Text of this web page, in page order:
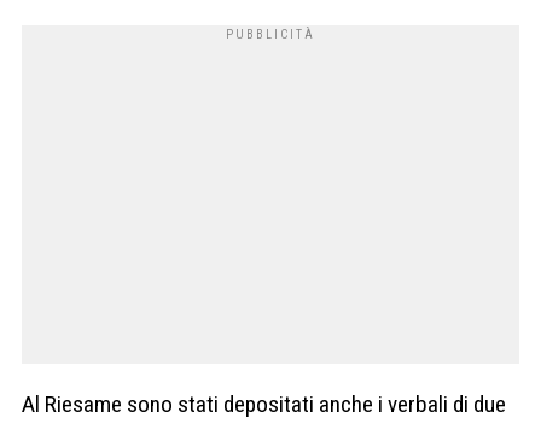
Al Riesame sono stati depositati anche i verbali di due